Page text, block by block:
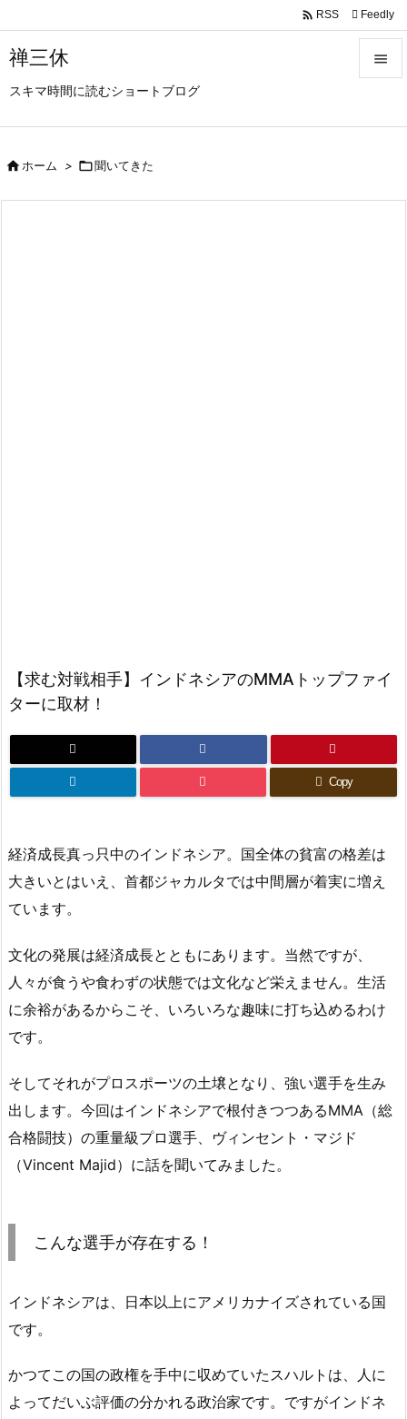
禅三休
スキマ時間に読むショートブログ

 RSS Feedly
ホーム > 聞いてきた
【求む対戦相手】インドネシアのMMAトップファイ
ターに取材！
Copy
経済成長真っ只中のインドネシア。国全体の貧富の格差は
大きいとはいえ、首都ジャカルタでは中間層が着実に増え
ています。
文化の発展は経済成長とともにあります。当然ですが、
人々が食うや食わずの状態では文化など栄えません。生活
に余裕があるからこそ、いろいろな趣味に打ち込めるわけ
です。
そしてそれがプロスポーツの土壌となり、強い選手を生み
出します。今回はインドネシアで根付きつつあるMMA（総
合格闘技）の重量級プロ選手、ヴィンセント・マジド
（Vincent Majid）に話を聞いてみました。
こんな選手が存在する！
インドネシアは、日本以上にアメリカナイズされている国
です。
かつてこの国の政権を手中に収めていたスハルトは、人に
よってだいぶ評価の分かれる政治家です。ですがインドネ